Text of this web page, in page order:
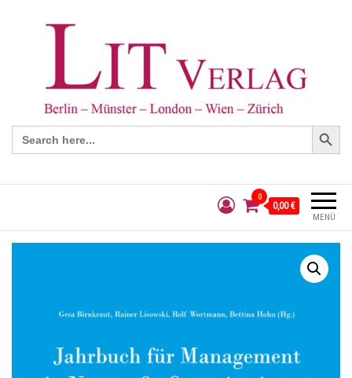
Search
for:
Search Button
MENÜ
0
0,00 €